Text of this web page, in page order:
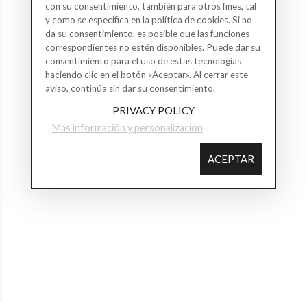
con su consentimiento, también para otros fines, tal
y como se especifica en la política de cookies. Si no
da su consentimiento, es posible que las funciones
correspondientes no estén disponibles. Puede dar su
consentimiento para el uso de estas tecnologías
haciendo clic en el botón «Aceptar». Al cerrar este
aviso, continúa sin dar su consentimiento.
PRIVACY POLICY
Más información y personalización
ACEPTAR